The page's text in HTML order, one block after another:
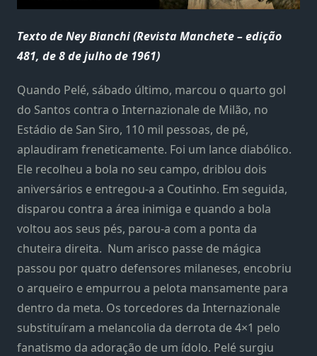
Texto de Ney Bianchi (Revista Manchete – edição
481, de 8 de julho de 1961)
Quando Pelé, sábado último, marcou o quarto gol
do Santos contra o Internazionale de Milão, no
Estádio de San Siro, 110 mil pessoas, de pé,
aplaudiram freneticamente. Foi um lance diabólico.
Ele recolheu a bola no seu campo, driblou dois
aniversários e entregou-a a Coutinho. Em seguida,
disparou contra a área inimiga e quando a bola
voltou aos seus pés, parou-a com a ponta da
chuteira direita. Num arisco passe de mágica
passou por quatro defensores milaneses, encobriu
o arqueiro e empurrou a pelota mansamente para
dentro da meta. Os torcedores da Internazionale
substituíram a melancolia da derrota de 4×1 pelo
fanatismo da adoração de um ídolo. Pelé surgiu